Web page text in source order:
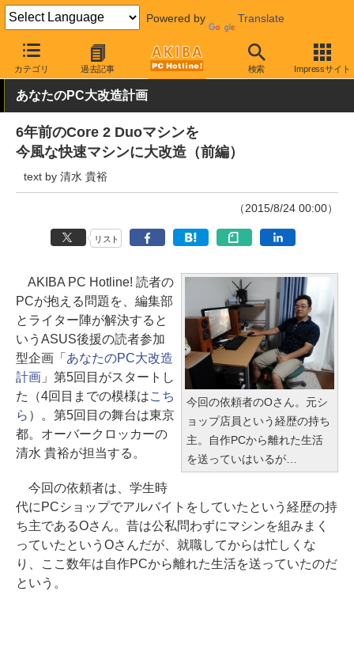
Powered by Translate
カテゴリ 過去記事 検索 Impressサイト
AKIBA PC Hotline! PCパーツ CPU
あなたのPC大改造計画
6年前のCore 2 Duoマシンを
今風な快速マシンに大改造（前編）
text by 清水 貴裕
（2015/8/24 00:00）
リスト
今回の依頼者のOさん。元シ
ョップ店員という経歴の持ち
主。自作PCから離れた生活
を送っていはいるが…
AKIBA PC Hotline! 読者の
PCが抱える問題を、編集部
とライター陣が解決すると
いうASUS後援の読者参加
型企画「 あなたのPC大改造
計画」第5回目がスタートし
た（4回目までの模様はこち
ら ）。第5回目の舞台は東京
都。オーバークロッカーの
清水 貴裕が担当する。
今回の依頼者は、学生時
代にPCショップでアルバイトをしていたという経歴の持
ち主であるOさん。昔は公私問わずにマシンを組みまく
っていたというOさんだが、就職してからは忙しくな
り、ここ数年は自作PCから離れた生活を送っていたのだ
という。